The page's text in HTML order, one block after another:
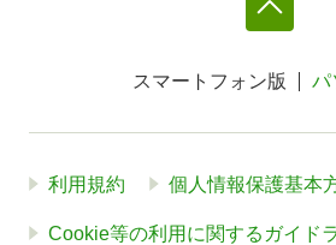
スマートフォン版 パ
利用規約 個人情報保護基本
Cookie等の利用に関するガイド